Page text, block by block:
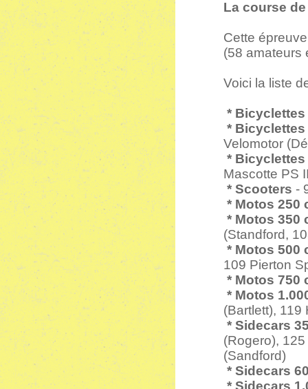
La course
Cette
(58 amateurs
Voici la liste
*
*
Velomotor
* Bicyclettes
Mascotte
* Scooters -
* Motos 250
* Motos 350
(Standford,
* Motos 500
109 Pierton
* Motos 750
* Motos
(Bartlett),
* Sidecars
(Rogero),
(Sandford)
* Sidecars
* Sidecars